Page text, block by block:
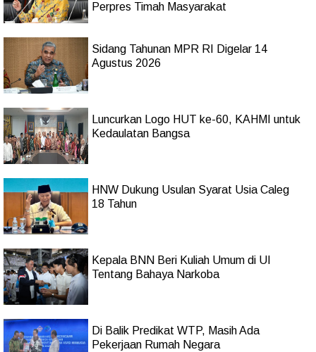
Perpres Timah Masyarakat
Sidang Tahunan MPR RI Digelar 14
Agustus 2026
Luncurkan Logo HUT ke-60, KAHMI untuk
Kedaulatan Bangsa
HNW Dukung Usulan Syarat Usia Caleg
18 Tahun
Kepala BNN Beri Kuliah Umum di UI
Tentang Bahaya Narkoba
Di Balik Predikat WTP, Masih Ada
Pekerjaan Rumah Negara